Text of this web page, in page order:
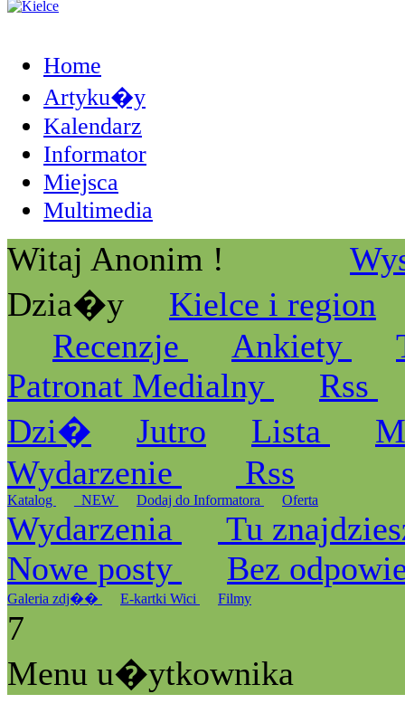
Home
Artyku�y
Kalendarz
Informator
Miejsca
Multimedia
Witaj Anonim !
Dzia�y
Kielce i region
Recenzje
Ankiety
Patronat Medialny
Rss
Dzi�
Jutro Lista
Wydarzenie
Rss
Katalog _NEW Dodaj do Informatora Oferta
Wydarzenia
Tu
Nowe posty
Bez
Galeria zdj�� E-kartki Wici Filmy
7
Menu u�ytkownika